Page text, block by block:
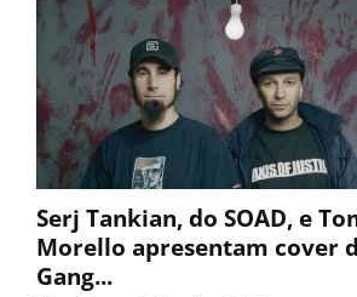
Serj Tankian, do SOAD, e
Morello apresentam cover
Gang...